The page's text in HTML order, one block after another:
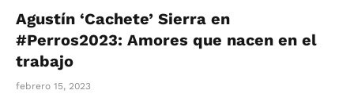
Agustín ‘Cachete’ Sierra en
#Perros2023: Amores que nacen en el
trabajo
febrero 15, 2023